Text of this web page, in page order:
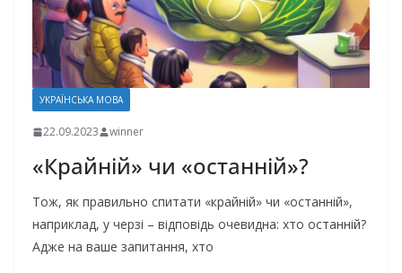
УКРАЇНСЬКА МОВА
22.09.2023 winner
«Крайній» чи «останній»?
Тож, як правильно спитати «крайній» чи «останній»,
наприклад, у черзі – відповідь очевидна: хто останній?
Адже на ваше запитання, хто